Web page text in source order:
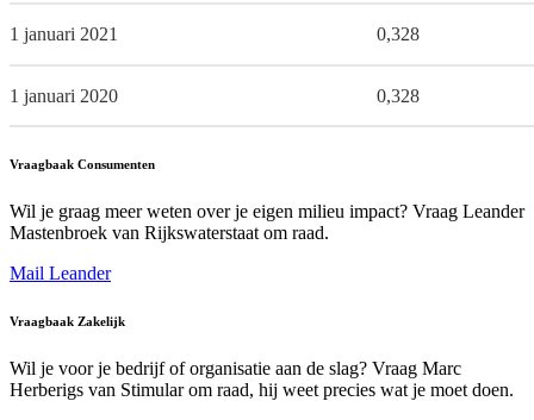
1 januari 2021 0,328
1 januari 2020 0,328
Vraagbaak Consumenten
Wil je graag meer weten over je eigen milieu impact? Vraag Leander
Mastenbroek van Rijkswaterstaat om raad.
Mail Leander
Vraagbaak Zakelijk
Wil je voor je bedrijf of organisatie aan de slag? Vraag Marc
Herberigs van Stimular om raad, hij weet precies wat je moet doen.